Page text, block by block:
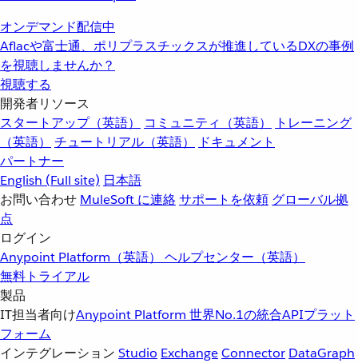
オンデマンド配信中
Aflacや富士通、ポリプラスチックスが推進しているDXの事例
を視聴しませんか？
視聴する
開発者リソース
スタートアップ（英語）
コミュニティ（英語）
トレーニング
（英語）
チュートリアル（英語）
ドキュメント
パートナー
English (Full site) 日本語
お問い合わせ MuleSoft に連絡サポートを依頼 グローバル拠
点
ログイン
Anypoint Platform（英語） ヘルプセンター（英語）
無料トライアル
製品
IT担当者向けAnypoint Platform 世界No.1の統合APIプラット
フォーム
インテグレーション Studio ExchangeConnector DataGraph